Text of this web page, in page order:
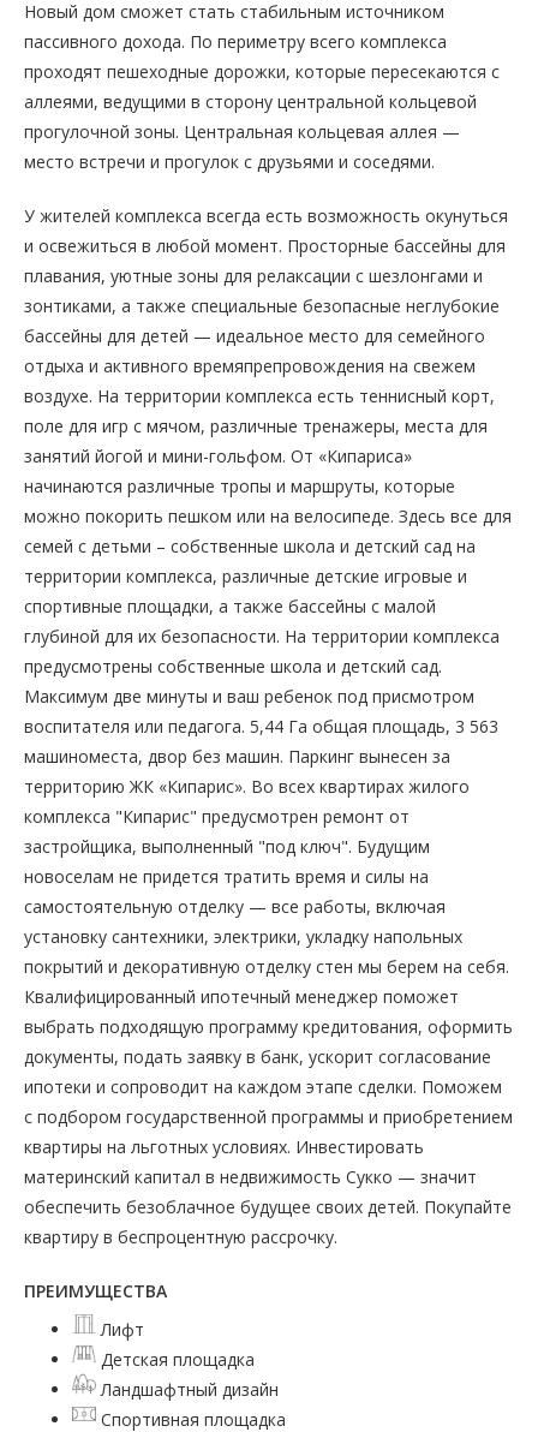
Новый дом сможет стать стабильным источником
пассивного дохода. По периметру всего комплекса
проходят пешеходные дорожки, которые пересекаются с
аллеями, ведущими в сторону центральной кольцевой
прогулочной зоны. Центральная кольцевая аллея —
место встречи и прогулок с друзьями и соседями.
У жителей комплекса всегда есть возможность окунуться
и освежиться в любой момент. Просторные бассейны для
плавания, уютные зоны для релаксации с шезлонгами и
зонтиками, а также специальные безопасные неглубокие
бассейны для детей — идеальное место для семейного
отдыха и активного времяпрепровождения на свежем
воздухе. На территории комплекса есть теннисный корт,
поле для игр с мячом, различные тренажеры, места для
занятий йогой и мини-гольфом. От «Кипариса»
начинаются различные тропы и маршруты, которые
можно покорить пешком или на велосипеде. Здесь все для
семей с детьми – собственные школа и детский сад на
территории комплекса, различные детские игровые и
спортивные площадки, а также бассейны с малой
глубиной для их безопасности. На территории комплекса
предусмотрены собственные школа и детский сад.
Максимум две минуты и ваш ребенок под присмотром
воспитателя или педагога. 5,44 Га общая площадь, 3 563
машиноместа, двор без машин. Паркинг вынесен за
территорию ЖК «Кипарис». Во всех квартирах жилого
комплекса "Кипарис" предусмотрен ремонт от
застройщика, выполненный "под ключ". Будущим
новоселам не придется тратить время и силы на
самостоятельную отделку — все работы, включая
установку сантехники, электрики, укладку напольных
покрытий и декоративную отделку стен мы берем на себя.
Квалифицированный ипотечный менеджер поможет
выбрать подходящую программу кредитования, оформить
документы, подать заявку в банк, ускорит согласование
ипотеки и сопроводит на каждом этапе сделки. Поможем
с подбором государственной программы и приобретением
квартиры на льготных условиях. Инвестировать
материнский капитал в недвижимость Сукко — значит
обеспечить безоблачное будущее своих детей. Покупайте
квартиру в беспроцентную рассрочку.
ПРЕИМУЩЕСТВА
Лифт
Детская площадка
Ландшафтный дизайн
Спортивная площадка